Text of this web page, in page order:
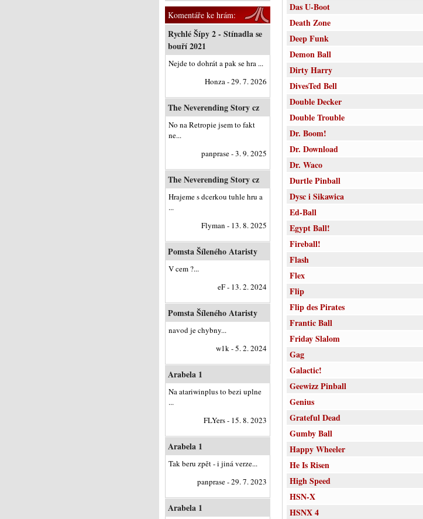
Das U-Boot
Death Zone
Deep Funk
Demon Ball
Dirty Harry
DivesTed Bell
Double Decker
Double Trouble
Dr. Boom!
Dr. Download
Dr. Waco
Durtle Pinball
Dysc i Sikawica
Ed-Ball
Egypt Ball!
Fireball!
Flash
Flex
Flip
Flip des Pirates
Frantic Ball
Friday Slalom
Gag
Galactic!
Geewizz Pinball
Genius
Grateful Dead
Gumby Ball
Happy Wheeler
He Is Risen
High Speed
HSN-X
HSNX 4
Komentáře ke hrám:
Rychlé Šípy 2 - Stínadla se
bouří 2021
Nejde to dohrát a pak se hra ...
Honza - 29. 7. 2026
The Neverending Story cz
No na Retropie jsem to fakt
ne...
panprase - 3. 9. 2025
The Neverending Story cz
Hrajeme s dcerkou tuhle hru a
...
Flyman - 13. 8. 2025
Pomsta Šíleného Ataristy
V cem ?...
eF - 13. 2. 2024
Pomsta Šíleného Ataristy
navod je chybny...
w1k - 5. 2. 2024
Arabela 1
Na atariwinplus to bezi uplne
...
FLYers - 15. 8. 2023
Arabela 1
Tak beru zpět - i jiná verze...
panprase - 29. 7. 2023
Arabela 1